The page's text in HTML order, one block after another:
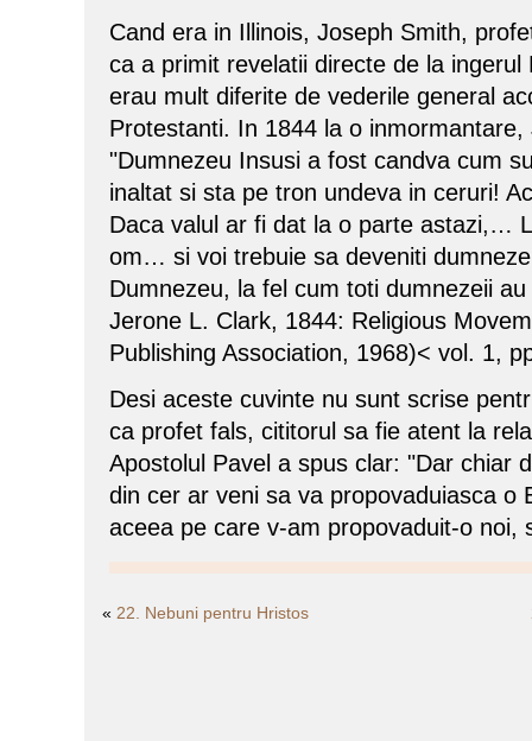
Cand era in Illinois, Joseph Smith,
ca a primit revelatii directe de la ingerul
erau mult diferite de vederile general
Protestanti. In 1844 la o
"Dumnezeu Insusi a fost candva cum
inaltat si sta pe tron undeva in ceruri!
Daca valul ar fi dat la o parte astazi,…
om… si voi trebuie sa deveniti
Dumnezeu, la fel cum toti dumnezeii
Jerone L. Clark, 1844: Religious
Publishing Association, 1968)< vol. 1,
Desi aceste cuvinte nu sunt scrise
ca profet fals, cititorul sa fie atent la
Apostolul Pavel a spus clar: "Dar chiar
din cer ar veni sa va propovaduiasca o
aceea pe care v-am propovaduit-o noi,
« 22. Nebuni pentru Hristos